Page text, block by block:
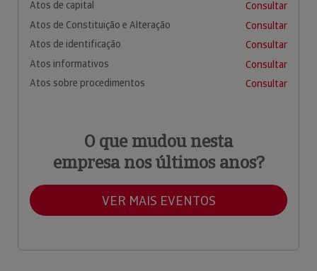
Atos de capital
Consultar
Atos de Constituição e Alteração
Consultar
Atos de identificação
Consultar
Atos informativos
Consultar
Atos sobre procedimentos
Consultar
O que mudou nesta
empresa nos últimos anos?
VER MAIS EVENTOS